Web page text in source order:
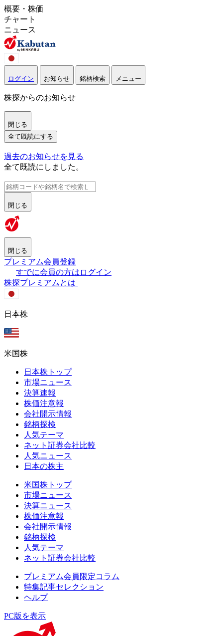
概要・株価
チャート
ニュース
ログイン お知らせ 銘柄検索 メニュー
株探からのお知らせ
閉じる
全て既読にする
過去のお知らせを見る
全て既読にしました。
閉じる
閉じる
プレミアム会員登録
すでに会員の方はログイン
株探プレミアムとは
日本株
米国株
日本株トップ
市場ニュース
決算速報
株価注意報
会社開示情報
銘柄探検
人気テーマ
ネット証券会社比較
人気ニュース
日本の株主
米国株トップ
市場ニュース
決算ニュース
株価注意報
会社開示情報
銘柄探検
人気テーマ
ネット証券会社比較
プレミアム会員限定コラム
特集記事セレクション
ヘルプ
PC版を表示